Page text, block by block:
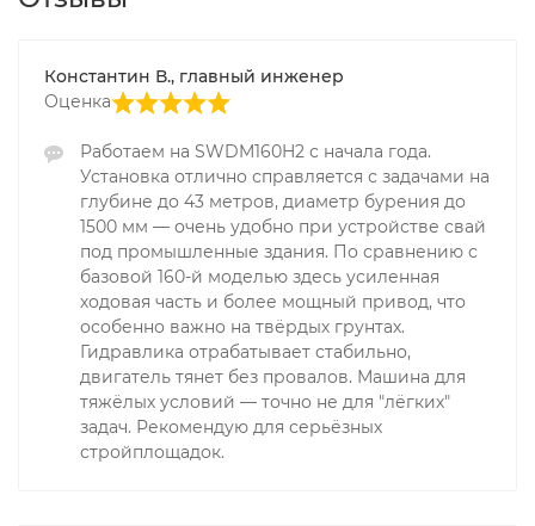
Константин В., главный инженер
Оценка
Работаем на SWDM160H2 с начала года.
Установка отлично справляется с задачами на
глубине до 43 метров, диаметр бурения до
1500 мм — очень удобно при устройстве свай
под промышленные здания. По сравнению с
базовой 160-й моделью здесь усиленная
ходовая часть и более мощный привод, что
особенно важно на твёрдых грунтах.
Гидравлика отрабатывает стабильно,
двигатель тянет без провалов. Машина для
тяжёлых условий — точно не для "лёгких"
задач. Рекомендую для серьёзных
стройплощадок.